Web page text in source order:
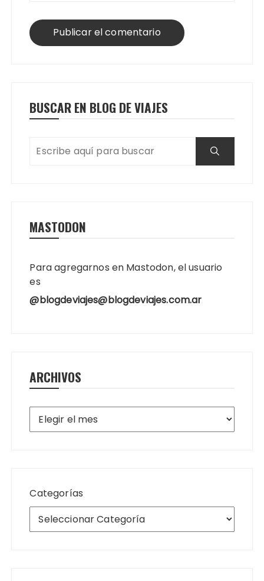
BUSCAR EN BLOG DE VIAJES
MASTODON
Para agregarnos en Mastodon, el usuario
es
@blogdeviajes@blogdeviajes.com.ar
ARCHIVOS
Archivos
Categorías